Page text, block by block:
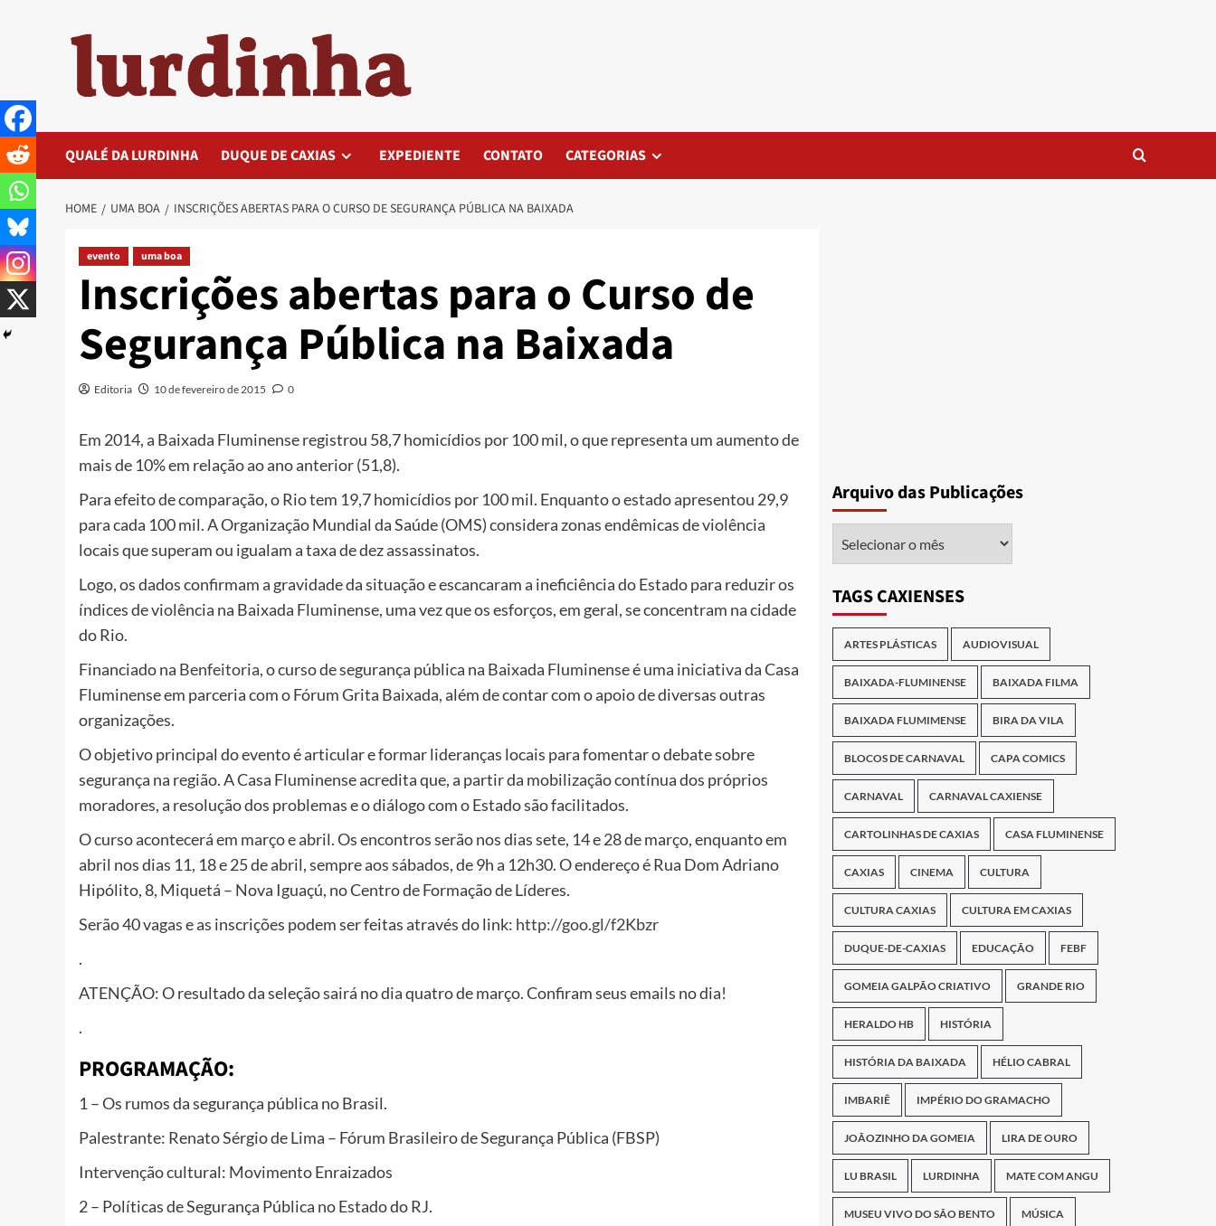
QUALÉ DA LURDINHA DUQUE DE CAXIAS EXPEDIENTE CONTATO CATEGORIAS
HOME UMA BOA INSCRIÇÕES ABERTAS PARA O CURSO DE SEGURANÇA PÚBLICA NA BAIXADA
evento uma boa
Inscrições abertas para o Curso de
Segurança Pública na Baixada
Editoria 10 de fevereiro de 2015 0
Em 2014, a Baixada Fluminense registrou 58,7 homicídios por 100 mil, o que representa um aumento de
mais de 10% em relação ao ano anterior (51,8).
Para efeito de comparação, o Rio tem 19,7 homicídios por 100 mil. Enquanto o estado apresentou 29,9
para cada 100 mil. A Organização Mundial da Saúde (OMS) considera zonas endêmicas de violência
locais que superam ou igualam a taxa de dez assassinatos.
Logo, os dados confirmam a gravidade da situação e escancaram a ineficiência do Estado para reduzir os
índices de violência na Baixada Fluminense, uma vez que os esforços, em geral, se concentram na cidade
do Rio.
Financiado na Benfeitoria, o curso de segurança pública na Baixada Fluminense é uma iniciativa da Casa
Fluminense em parceria com o Fórum Grita Baixada, além de contar com o apoio de diversas outras
organizações.
O objetivo principal do evento é articular e formar lideranças locais para fomentar o debate sobre
segurança na região. A Casa Fluminense acredita que, a partir da mobilização contínua dos próprios
moradores, a resolução dos problemas e o diálogo com o Estado são facilitados.
O curso acontecerá em março e abril. Os encontros serão nos dias sete, 14 e 28 de março, enquanto em
abril nos dias 11, 18 e 25 de abril, sempre aos sábados, de 9h a 12h30. O endereço é Rua Dom Adriano
Hipólito, 8, Miquetá – Nova Iguaçú, no Centro de Formação de Líderes.
Serão 40 vagas e as inscrições podem ser feitas através do link: http://goo.gl/f2Kbzr
.
ATENÇÃO: O resultado da seleção sairá no dia quatro de março. Confiram seus emails no dia!
.
PROGRAMAÇÃO:
1 – Os rumos da segurança pública no Brasil.
Palestrante: Renato Sérgio de Lima – Fórum Brasileiro de Segurança Pública (FBSP)
Intervenção cultural: Movimento Enraizados
2 – Políticas de Segurança Pública no Estado do RJ.
Arquivo das Publicações
TAGS CAXIENSES
ARTES PLÁSTICAS AUDIOVISUAL
BAIXADA-FLUMINENSE BAIXADA FILMA
BAIXADA FLUMIMENSE BIRA DA VILA
BLOCOS DE CARNAVAL CAPA COMICS
CARNAVAL CARNAVAL CAXIENSE
CARTOLINHAS DE CAXIAS CASA FLUMINENSE
CAXIAS CINEMA CULTURA
CULTURA CAXIAS CULTURA EM CAXIAS
DUQUE-DE-CAXIAS EDUCAÇÃO FEBF
GOMEIA GALPÃO CRIATIVO GRANDE RIO
HERALDO HB HISTÓRIA
HISTÓRIA DA BAIXADA HÉLIO CABRAL
IMBARIÊ IMPÉRIO DO GRAMACHO
JOÃOZINHO DA GOMEIA LIRA DE OURO
LU BRASIL LURDINHA MATE COM ANGU
MUSEU VIVO DO SÃO BENTO MÚSICA